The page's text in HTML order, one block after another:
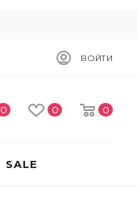
ВОЙТИ
0 0 0
SALE